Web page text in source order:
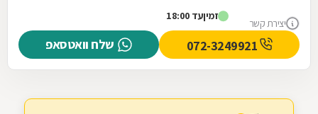
יצירת קשר
זמיןעד 18:00
שלח וואטסאפ